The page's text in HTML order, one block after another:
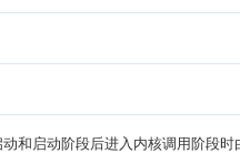
和启动阶段后进入内核调用阶段